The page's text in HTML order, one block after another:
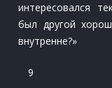
интересовался
был другой
внутренне?»
9